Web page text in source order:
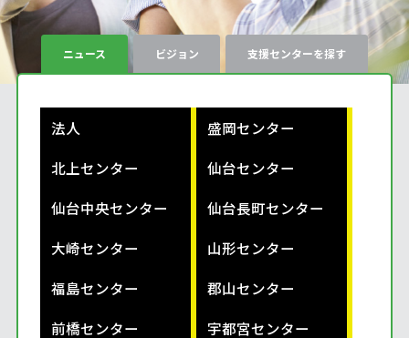
ニュース ビジョン 支援センターを探す
法人
盛岡センター
北上センター
仙台センター
仙台中央センター
仙台長町センター
大崎センター
山形センター
福島センター
郡山センター
前橋センター
宇都宮センター